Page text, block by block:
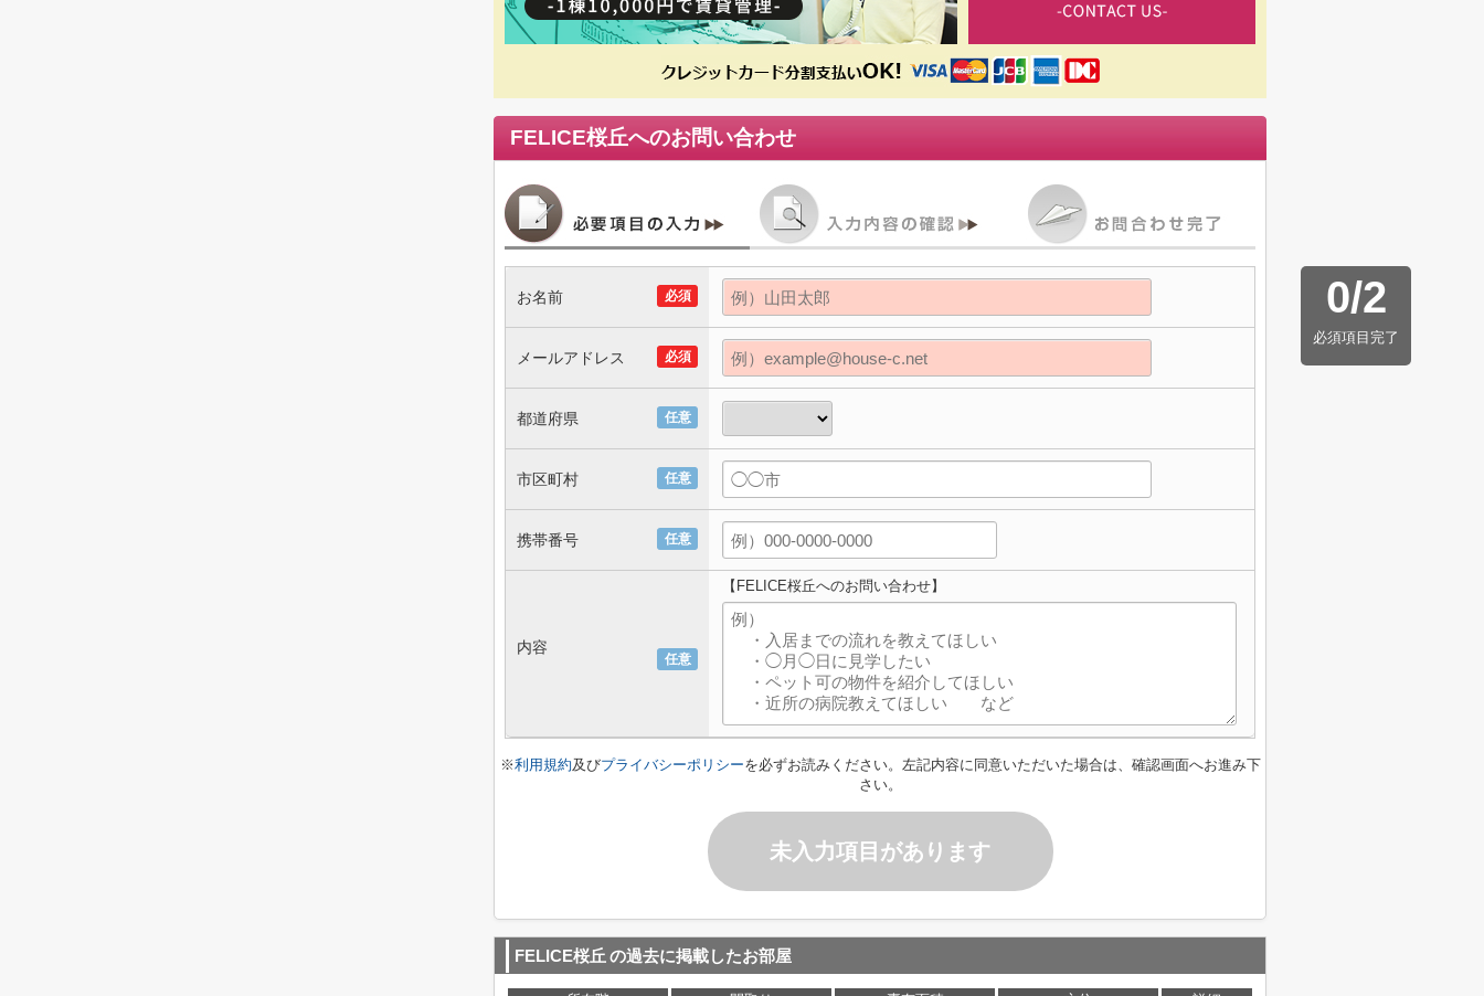
FELICE桜丘へのお問い合わせ
0/2
必須項目完了
必須
お名前
必須
メールアドレス
任意
都道府県
任意
市区町村
任意
携帯番号
任意
内容
【FELICE桜丘へのお問い合わせ】
※利用規約及びプライバシーポリシーを必ずお読みください。左記内容に同意いただいた場合は、確認画面へお進み下
さい。
未入力項目があります
FELICE桜丘 の過去に掲載したお部屋